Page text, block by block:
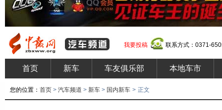
我要投稿 联系方式：0371-
首页 新车 车友俱乐部 本地车市
您的位置： 首页 > 汽车频道 > 新车 > 国内新车 > 正文